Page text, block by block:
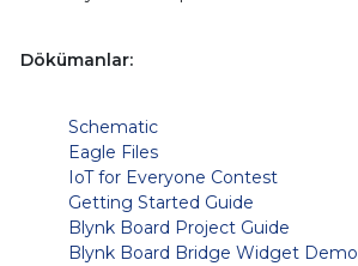
Dökümanlar:
Schematic
Eagle Files
IoT for Everyone Contest
Getting Started Guide
Blynk Board Project Guide
Blynk Board Bridge Widget Demo